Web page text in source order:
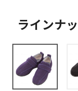
ラインナ